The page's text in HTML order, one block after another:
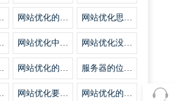
网站优化的误
网站优化思路
要
网站优化中关
干问题
网站优化没有
味道
网站优化的费
服务器的位置
影响
网站优化要不
网站优化的逆